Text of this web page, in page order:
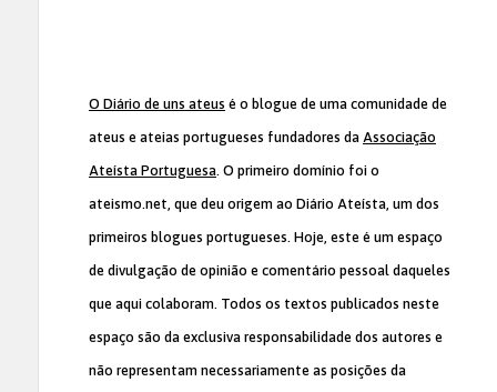
O Diário de uns ateus é o blogue de uma comunidade de
ateus e ateias portugueses fundadores da Associação
Ateísta Portuguesa. O primeiro domínio foi o
ateismo.net, que deu origem ao Diário Ateísta, um dos
primeiros blogues portugueses. Hoje, este é um espaço
de divulgação de opinião e comentário pessoal daqueles
que aqui colaboram. Todos os textos publicados neste
espaço são da exclusiva responsabilidade dos autores e
não representam necessariamente as posições da